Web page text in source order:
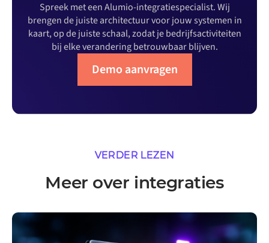
Spreek met een Alumio-integratiespecialist. Wij
brengen de juiste architectuur voor jouw systemen in
kaart, op de juiste schaal, zodat je bedrijfsactiviteiten
bij elke verandering betrouwbaar blijven.
Demo aanvragen
VERDER LEZEN
Meer over integraties